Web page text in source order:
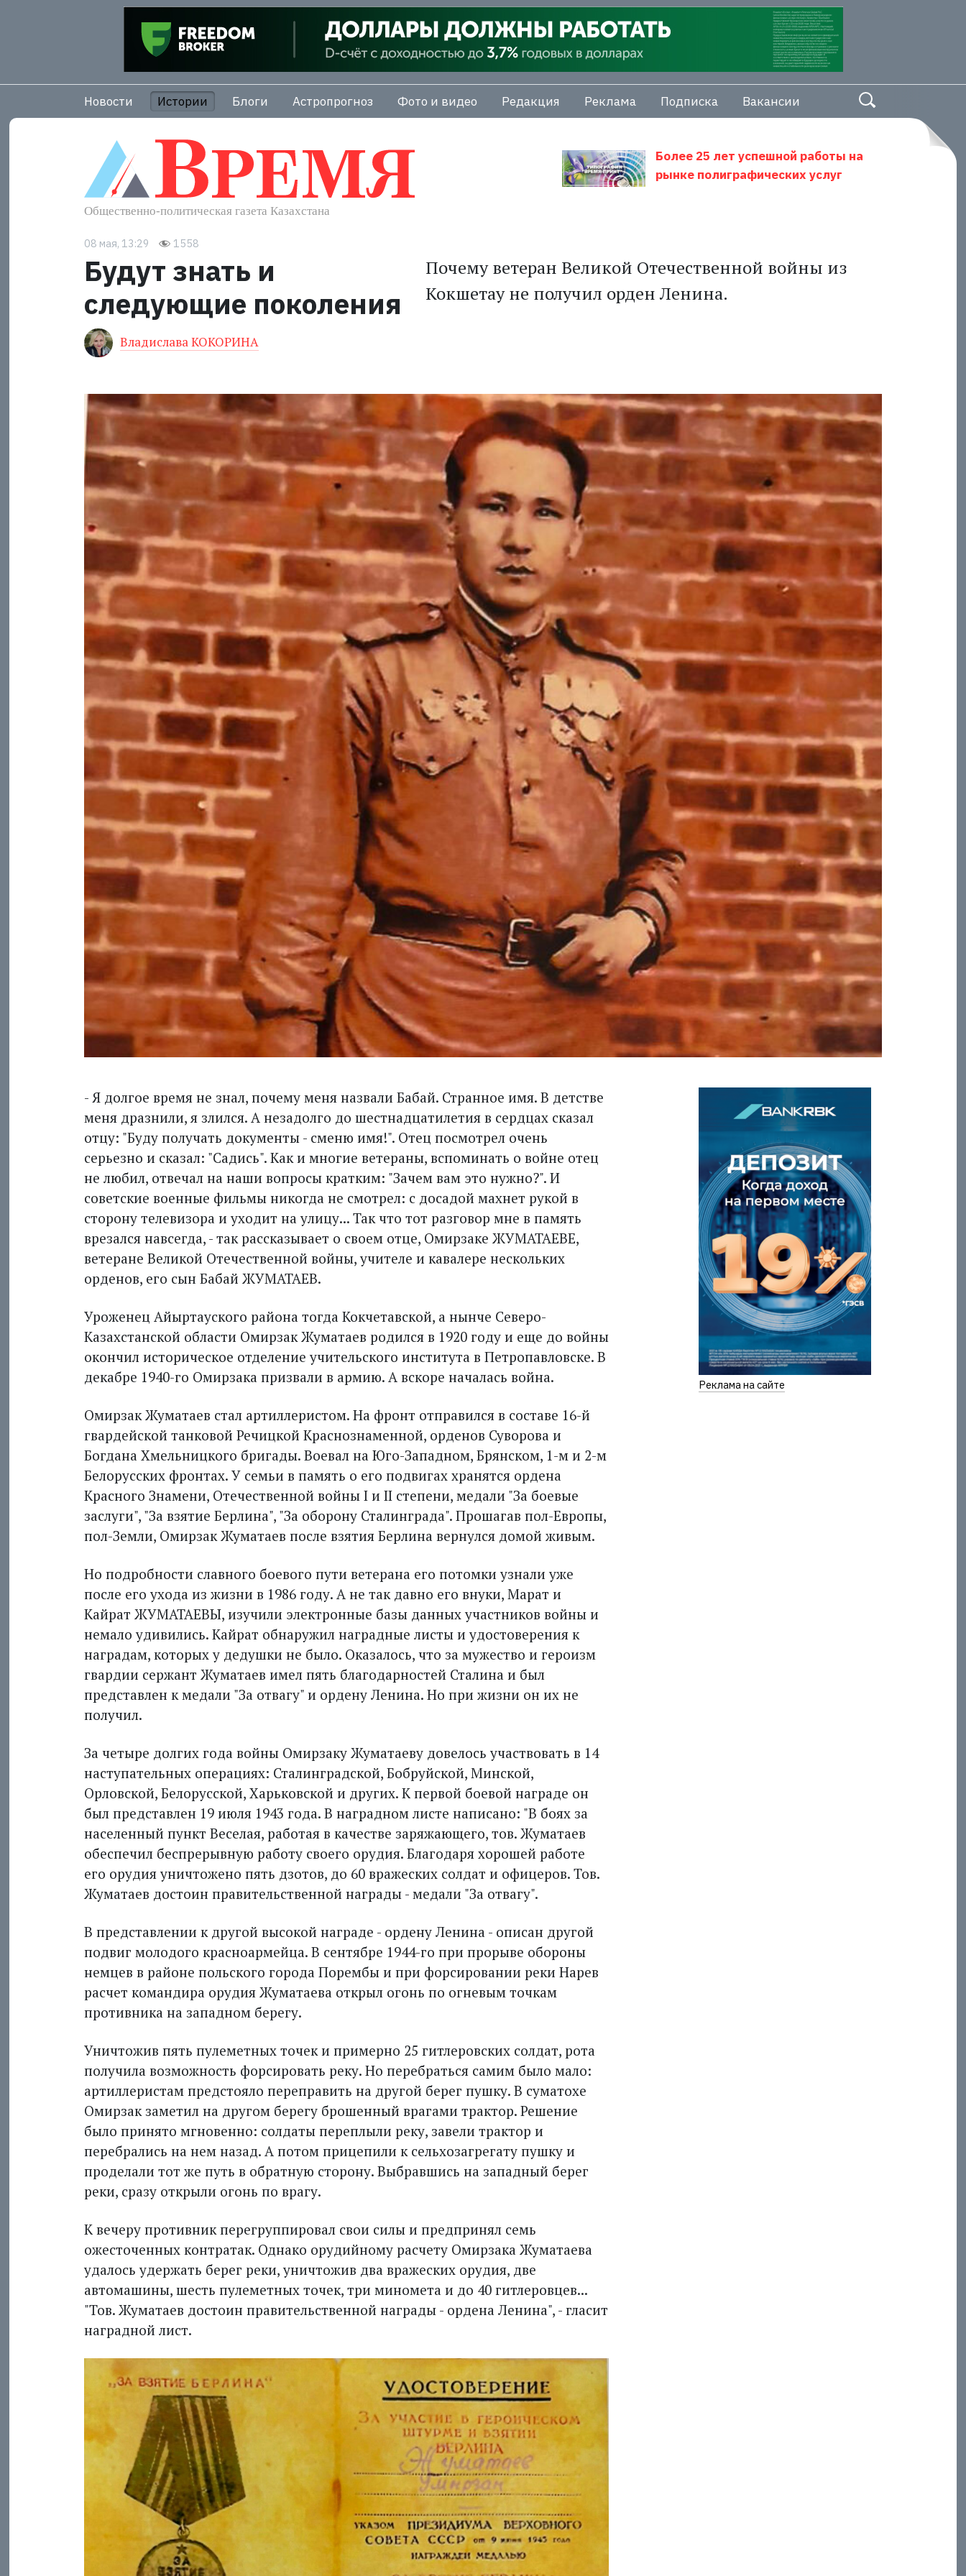
Новости Истории Блоги Астропрогноз Фото и видео Редакция Реклама Подписка Вакансии
Более 25 лет успешной работы на
рынке полиграфических услуг
08 мая, 13:29 1558
Будут знать и
следующие поколения
Владислава КОКОРИНА
Почему ветеран Великой Отечественной войны из
Кокшетау не получил орден Ленина.
- Я долгое время не знал, почему меня назвали Бабай. Странное имя. В детстве
меня дразнили, я злился. А незадолго до шестнадцатилетия в сердцах сказал
отцу: "Буду получать документы - сменю имя!". Отец посмотрел очень
серьезно и сказал: "Садись". Как и многие ветераны, вспоминать о войне отец
не любил, отвечал на наши вопросы кратким: "Зачем вам это нужно?". И
советские военные фильмы никогда не смотрел: с досадой махнет рукой в
сторону телевизора и уходит на улицу... Так что тот разговор мне в память
врезался навсегда, - так рассказывает о своем отце, Омирзаке ЖУМАТАЕВЕ,
ветеране Великой Отечественной войны, учителе и кавалере нескольких
орденов, его сын Бабай ЖУМАТАЕВ.
Уроженец Айыртауского района тогда Кокчетавской, а нынче Северо-
Казахстанской области Омирзак Жуматаев родился в 1920 году и еще до войны
окончил историческое отделение учительского института в Петропавловске. В
декабре 1940-го Омирзака призвали в армию. А вскоре началась война.
Омирзак Жуматаев стал артиллеристом. На фронт отправился в составе 16-й
гвардейской танковой Речицкой Краснознаменной, орденов Суворова и
Богдана Хмельницкого бригады. Воевал на Юго-Западном, Брянском, 1-м и 2-м
Белорусских фронтах. У семьи в память о его подвигах хранятся ордена
Красного Знамени, Отечественной войны I и II степени, медали "За боевые
заслуги", "За взятие Берлина", "За оборону Сталинграда". Прошагав пол-Европы,
пол-Земли, Омирзак Жуматаев после взятия Берлина вернулся домой живым.
Но подробности славного боевого пути ветерана его потомки узнали уже
после его ухода из жизни в 1986 году. А не так давно его внуки, Марат и
Кайрат ЖУМАТАЕВЫ, изучили электронные базы данных участников войны и
немало удивились. Кайрат обнаружил наградные листы и удостоверения к
наградам, которых у дедушки не было. Оказалось, что за мужество и героизм
гвардии сержант Жуматаев имел пять благодарностей Сталина и был
представлен к медали "За отвагу" и ордену Ленина. Но при жизни он их не
получил.
За четыре долгих года войны Омирзаку Жуматаеву довелось участвовать в 14
наступательных операциях: Сталинградской, Бобруйской, Минской,
Орловской, Белорусской, Харьковской и других. К первой боевой награде он
был представлен 19 июля 1943 года. В наградном листе написано: "В боях за
населенный пункт Веселая, работая в качестве заряжающего, тов. Жуматаев
обеспечил беспрерывную работу своего орудия. Благодаря хорошей работе
его орудия уничтожено пять дзотов, до 60 вражеских солдат и офицеров. Тов.
Жуматаев достоин правительственной награды - медали "За отвагу".
В представлении к другой высокой награде - ордену Ленина - описан другой
подвиг молодого красноармейца. В сентябре 1944-го при прорыве обороны
немцев в районе польского города Порембы и при форсировании реки Нарев
расчет командира орудия Жуматаева открыл огонь по огневым точкам
противника на западном берегу.
Уничтожив пять пулеметных точек и примерно 25 гитлеровских солдат, рота
получила возможность форсировать реку. Но перебраться самим было мало:
артиллеристам предстояло переправить на другой берег пушку. В суматохе
Омирзак заметил на другом берегу брошенный врагами трактор. Решение
было принято мгновенно: солдаты переплыли реку, завели трактор и
перебрались на нем назад. А потом прицепили к сельхозагрегату пушку и
проделали тот же путь в обратную сторону. Выбравшись на западный берег
реки, сразу открыли огонь по врагу.
К вечеру противник перегруппировал свои силы и предпринял семь
ожесточенных контратак. Однако орудийному расчету Омирзака Жуматаева
удалось удержать берег реки, уничтожив два вражеских орудия, две
автомашины, шесть пулеметных точек, три миномета и до 40 гитлеровцев...
"Тов. Жуматаев достоин правительственной награды - ордена Ленина", - гласит
наградной лист.
Реклама на сайте